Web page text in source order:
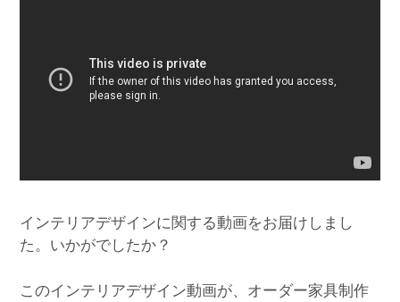
インテリアデザインに関する動画をお届けしまし
た。いかがでしたか？
このインテリアデザイン動画が、オーダー家具制作